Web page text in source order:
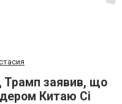
заявив, що
Китаю Сі